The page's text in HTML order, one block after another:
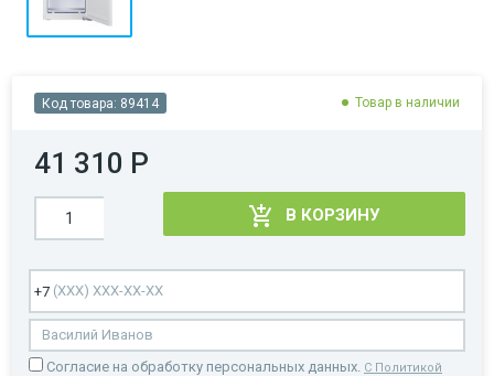
Код товара: 89414 Товар в наличии
41 310 Р
В КОРЗИНУ
Cогласие на обработку персональных данных. С Политикой